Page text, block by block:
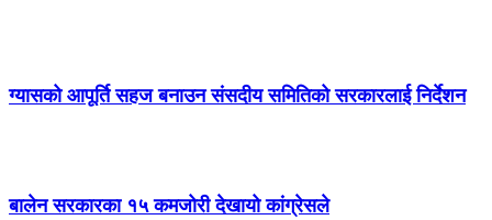
ग्यासको आपूर्ति सहज बनाउन संसदीय समितिको सरकारलाई निर्देशन
बालेन सरकारका १५ कमजोरी देखायो कांग्रेसले